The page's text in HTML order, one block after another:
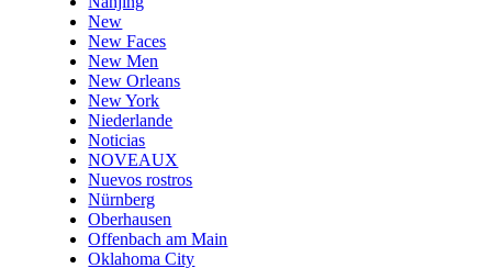
New
New Faces
New Men
New Orleans
New York
Niederlande
Noticias
NOVEAUX
Nuevos rostros
Nürnberg
Oberhausen
Offenbach am Main
Oklahoma City